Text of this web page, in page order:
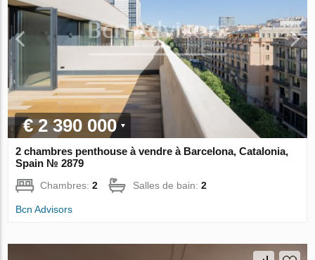
€ 2 390 000
2 chambres penthouse à vendre à Barcelona, Catalonia,
Spain № 2879
Chambres:2 Salles de bain:2
Bcn Advisors